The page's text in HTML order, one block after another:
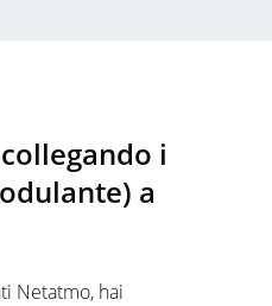
i
a
Netatmo, hai